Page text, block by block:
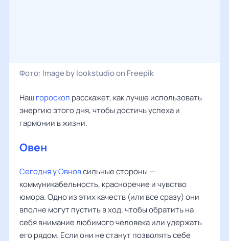
Фото: Image by lookstudio on Freepik
Нашгороскоп расскажет, как лучше использовать
энергию этого дня, чтобы достичь успеха и
гармонии в жизни.
Овен
Сегодня у Овновсильные стороны —
коммуникабельность, красноречие и чувство
юмора. Одно из этих качеств (или все сразу) они
вполне могут пустить в ход, чтобы обратить на
себя внимание любимого человека или удержать
его рядом. Если они не станут позволять себе